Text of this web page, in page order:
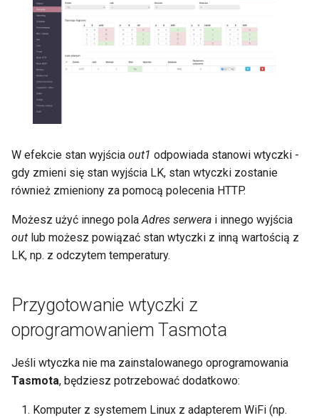
E-mail
OLED
W efekcie stan wyjścia out1 odpowiada stanowi wtyczki -
gdy zmieni się stan wyjścia LK, stan wtyczki zostanie
również zmieniony za pomocą polecenia HTTP.
Możesz użyć innego polaAdres serwera i innego wyjścia
out lub możesz powiązać stan wtyczki z inną wartością z
LK, np. z odczytem temperatury.
Przygotowanie wtyczki z
oprogramowaniem Tasmota
Jeśli wtyczka nie ma zainstalowanego oprogramowania
Tasmota, będziesz potrzebować dodatkowo:
Komputer z systemem Linux z adapterem WiFi (np.